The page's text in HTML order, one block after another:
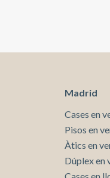
Madrid
Cases en
Pisos en
Àtics en
Dúplex en